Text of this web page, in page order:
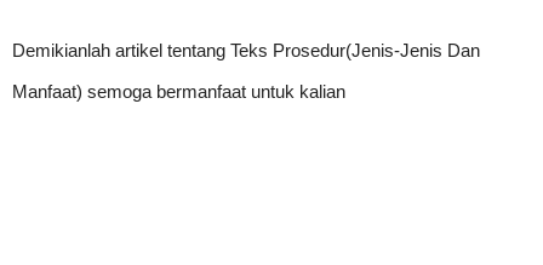
Demikianlah artikel tentang Teks Prosedur(Jenis-Jenis Dan
Manfaat) semoga bermanfaat untuk kalian